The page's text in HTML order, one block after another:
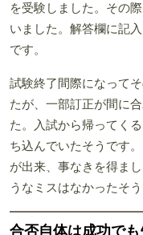
を受験しました。その
いました。解答欄に記
です。
試験終了間際になって
たが、一部訂正が間に
た。入試から帰ってく
ち込んでいたそうです
が出来、事なきを得ま
うなミスはなかったそう
合否自体は成功で